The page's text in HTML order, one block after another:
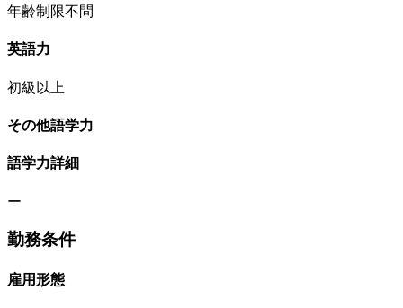
年齢制限不問
英語力
初級以上
その他語学力
語学力詳細
ー
勤務条件
雇用形態